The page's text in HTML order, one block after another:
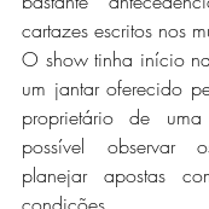
cartazes escritos nos
O show tinha início
um jantar oferecido
proprietário de
possível observar
planejar apostas